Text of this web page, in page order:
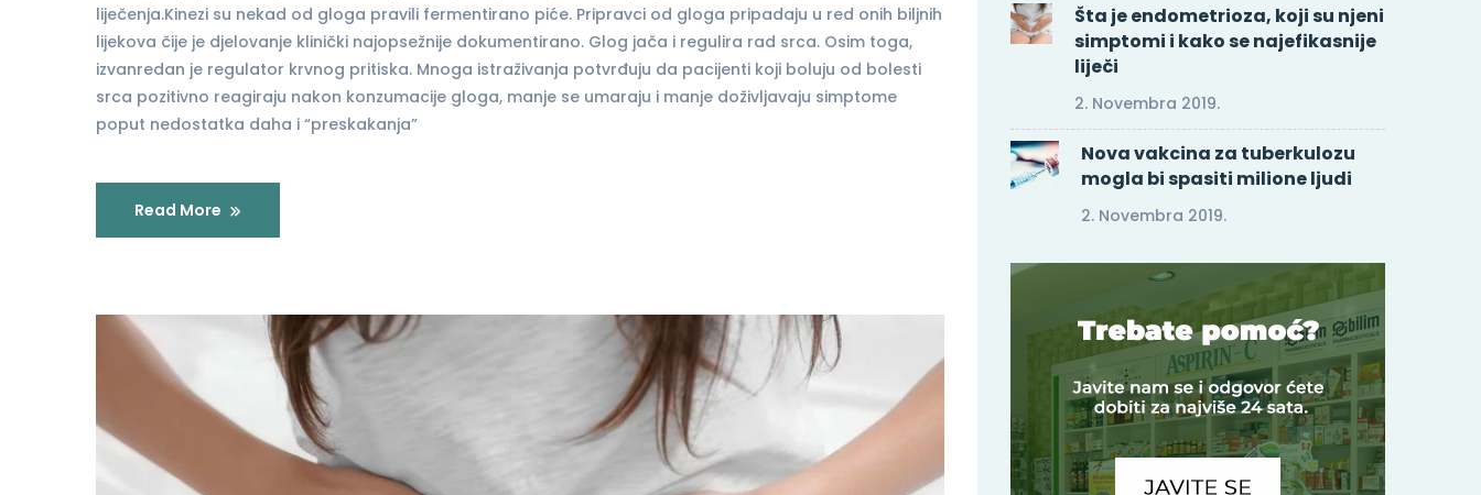
liječenja.Kinezi su nekad od gloga pravili fermentirano piće. Pripravci od gloga pripadaju u red onih biljnih
lijekova čije je djelovanje klinički najopsežnije dokumentirano. Glog jača i regulira rad srca. Osim toga,
izvanredan je regulator krvnog pritiska. Mnoga istraživanja potvrđuju da pacijenti koji boluju od bolesti
srca pozitivno reagiraju nakon konzumacije gloga, manje se umaraju i manje doživljavaju simptome
poput nedostatka daha i “preskakanja”
Read More
Šta je endometrioza, koji su njeni
simptomi i kako se najefikasnije
liječi
2. Novembra 2019.
Nova vakcina za tuberkulozu
mogla bi spasiti milione ljudi
2. Novembra 2019.